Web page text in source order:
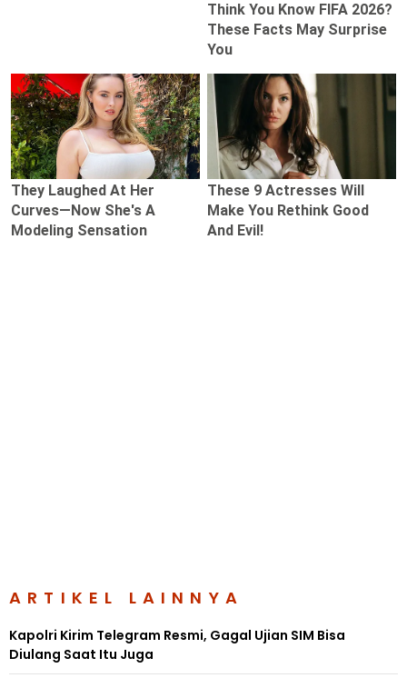
ARTIKEL LAINNYA
Kapolri Kirim Telegram Resmi, Gagal Ujian SIM Bisa
Diulang Saat Itu Juga